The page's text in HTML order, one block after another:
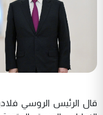
قال الرئيس الروسي